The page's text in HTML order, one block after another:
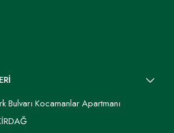
Bulvarı Kocamanlar Apartmanı